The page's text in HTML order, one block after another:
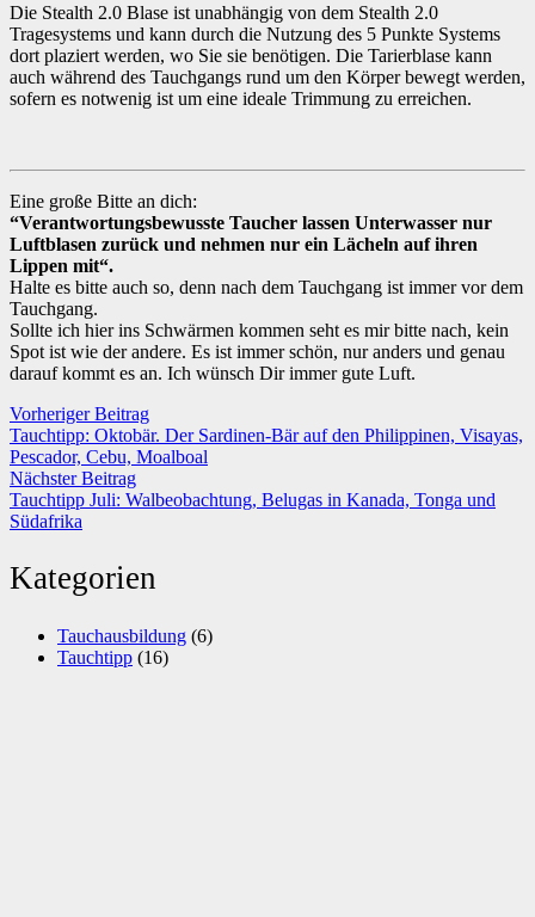
Die Stealth 2.0 Blase ist unabhängig von dem Stealth 2.0
Tragesystems und kann durch die Nutzung des 5 Punkte Systems
dort plaziert werden, wo Sie sie benötigen. Die Tarierblase kann
auch während des Tauchgangs rund um den Körper bewegt werden,
sofern es notwenig ist um eine ideale Trimmung zu erreichen.
Eine große Bitte an dich:
“Verantwortungsbewusste Taucher lassen Unterwasser nur
Luftblasen zurück und nehmen nur ein Lächeln auf ihren
Lippen mit“.
Halte es bitte auch so, denn nach dem Tauchgang ist immer vor dem
Tauchgang.
Sollte ich hier ins Schwärmen kommen seht es mir bitte nach, kein
Spot ist wie der andere. Es ist immer schön, nur anders und genau
darauf kommt es an. Ich wünsch Dir immer gute Luft.
Vorheriger Beitrag
Tauchtipp: Oktobär. Der Sardinen-Bär auf den Philippinen, Visayas,
Pescador, Cebu, Moalboal
Nächster Beitrag
Tauchtipp Juli: Walbeobachtung, Belugas in Kanada, Tonga und
Südafrika
Kategorien
Tauchausbildung (6)
Tauchtipp (16)